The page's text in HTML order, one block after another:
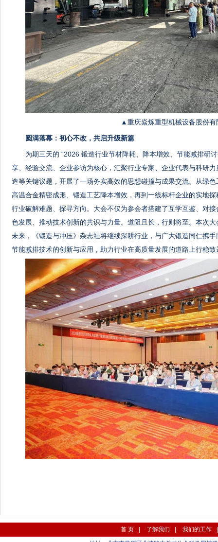
▲重庆焱炼重型机械设备股份有
圆满落幕：初心不改，共启升级新篇
为期三天的 “2026 锻造行业节材降耗、降本增效、节能减排研
享、经验交流、企业参访为核心，汇聚行业专家、企业代表与科研
造等关键议题，开展了一场务实高效的思想碰撞与成果交流。从绿
高温合金精密成形、锻造工艺降本增效，再到一线标杆企业的实地
行业破解难题、探寻方向。大会不仅为参会者搭建了互学互鉴、对
色发展、推动技术创新的共识与力量。道阻且长，行则将至。本次
未来，《锻造与冲压》杂志社将继续深耕行业，与广大锻造同仁携
节能减排技术的创新与应用，助力行业在高质量发展的道路上行稳
首 页 了解我们 我们的工作